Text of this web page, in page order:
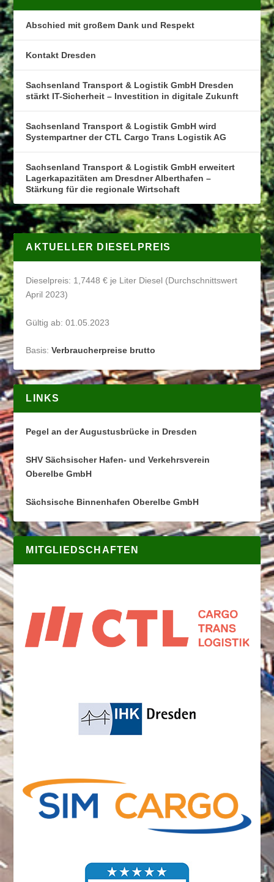
Abschied mit großem Dank und Respekt
Kontakt Dresden
Sachsenland Transport & Logistik GmbH Dresden
stärkt IT-Sicherheit – Investition in digitale Zukunft
Sachsenland Transport & Logistik GmbH wird
Systempartner der CTL Cargo Trans Logistik AG
Sachsenland Transport & Logistik GmbH erweitert
Lagerkapazitäten am Dresdner Alberthafen –
Stärkung für die regionale Wirtschaft
AKTUELLER DIESELPREIS
Dieselpreis: 1,7448 € je Liter Diesel (Durchschnittswert
April 2023)
Gültig ab: 01.05.2023
Basis:Verbraucherpreise brutto
LINKS
Pegel an der Augustusbrücke in Dresden
SHV Sächsischer Hafen- und Verkehrsverein
Oberelbe GmbH
Sächsische Binnenhafen Oberelbe GmbH
MITGLIEDSCHAFTEN